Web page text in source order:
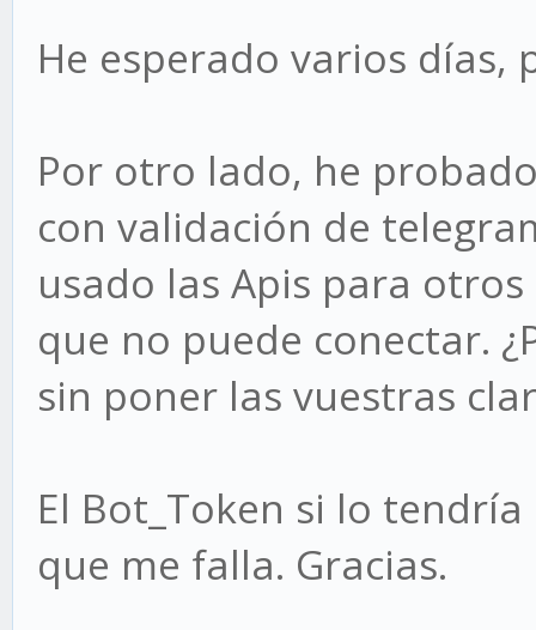
He esperado varios días,
Por otro lado, he
con validación de
usado las Apis para
que no puede conectar.
sin poner las vuestras
El Bot_Token si lo
que me falla. Gracias.